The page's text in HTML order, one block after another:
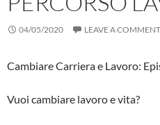
04/05/2020 LEAVE A COMMENT
Cambiare Carriera e Lavoro:
Vuoi cambiare lavoro e vita?